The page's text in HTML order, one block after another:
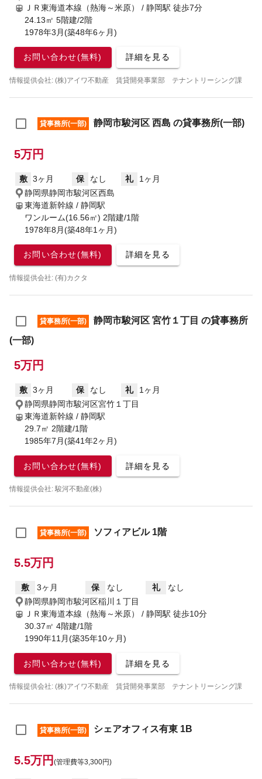
ＪＲ東海道本線（熱海～米原） / 静岡駅 徒歩7分
24.13㎡ 5階建/2階
1978年3月(築48年6ヶ月)
お問い合わせ(無料) 詳細を見る
情報提供会社: (株)アイワ不動産 賃貸開発事業部 テナントリーシング課
貸事務所(一部) 静岡市駿河区 西島 の貸事務所(一部)
5万円
敷 3ヶ月 保 なし 礼
1ヶ月
静岡県静岡市駿河区西島
東海道新幹線 / 静岡駅
ワンルーム(16.56㎡) 2階建/1階
1978年8月(築48年1ヶ月)
お問い合わせ(無料) 詳細を見る
情報提供会社: (有)カクタ
貸事務所(一部)
静岡市駿河区 宮竹１丁目 の貸事務所
(一部)
5万円
敷 3ヶ月 保 なし 礼
1ヶ月
静岡県静岡市駿河区宮竹１丁目
東海道新幹線 / 静岡駅
29.7㎡ 2階建/1階
1985年7月(築41年2ヶ月)
お問い合わせ(無料) 詳細を見る
情報提供会社: 駿河不動産(株)
貸事務所(一部) ソフィアビル 1階
5.5万円
敷 3ヶ月 保 なし 礼
なし
静岡県静岡市駿河区稲川１丁目
ＪＲ東海道本線（熱海～米原） / 静岡駅 徒歩10分
30.37㎡ 4階建/1階
1990年11月(築35年10ヶ月)
お問い合わせ(無料) 詳細を見る
情報提供会社: (株)アイワ不動産 賃貸開発事業部 テナントリーシング課
貸事務所(一部) シェアオフィス有東 1B
5.5万円 (管理費等3,300円)